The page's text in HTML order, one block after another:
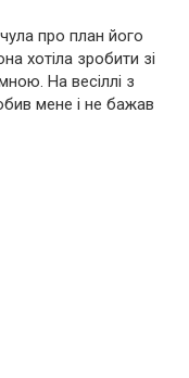
про план його
хотіла зробити зі
На весіллі з
мене і не бажав